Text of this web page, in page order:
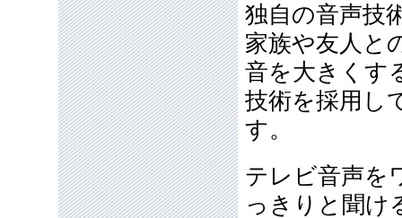
独自の音声技
家族や友人と
音を大きくす
技術を採用し
す。
テレビ音声を
っきりと聞け